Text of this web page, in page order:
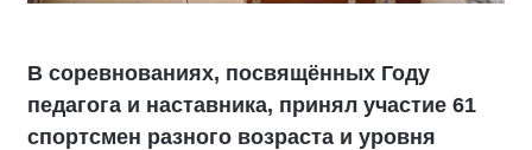
В соревнованиях, посвящённых Году
педагога и наставника, принял участие 61
спортсмен разного возраста и уровня